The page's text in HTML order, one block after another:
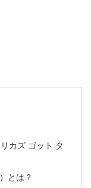
カズ ゴット タ
とは？